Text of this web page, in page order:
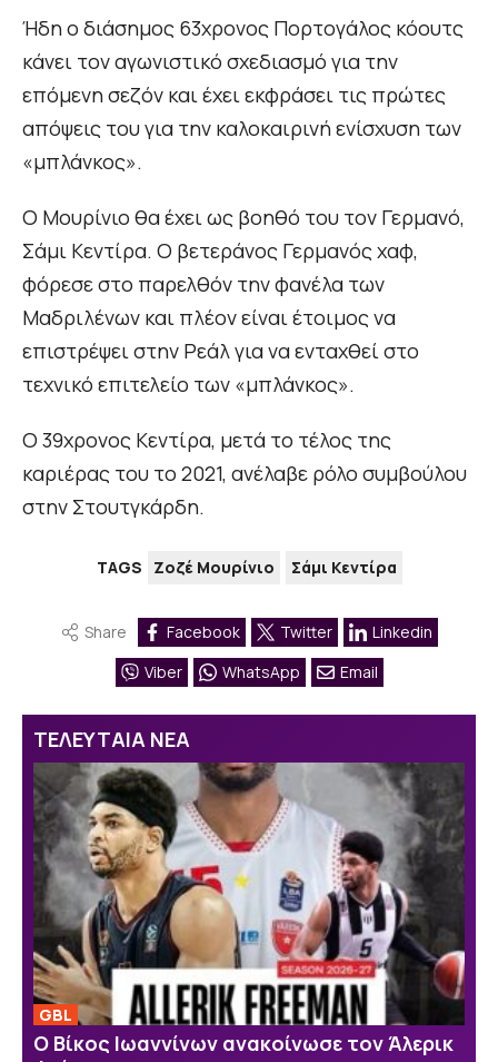
Ήδη ο διάσημος 63χρονος Πορτογάλος κόουτς
κάνει τον αγωνιστικό σχεδιασμό για την
επόμενη σεζόν και έχει εκφράσει τις πρώτες
απόψεις του για την καλοκαιρινή ενίσχυση των
«μπλάνκος».
Ο Μουρίνιο θα έχει ως βοηθό του τον Γερμανό,
Σάμι Κεντίρα. Ο βετεράνος Γερμανός χαφ,
φόρεσε στο παρελθόν την φανέλα των
Μαδριλένων και πλέον είναι έτοιμος να
επιστρέψει στην Ρεάλ για να ενταχθεί στο
τεχνικό επιτελείο των «μπλάνκος».
O 39χρονος Κεντίρα, μετά το τέλος της
καριέρας του το 2021, ανέλαβε ρόλο συμβούλου
στην Στουτγκάρδη.
TAGS Ζοζέ Μουρίνιο Σάμι Κεντίρα
Share Facebook Twitter
Linkedin
Viber
WhatsApp Email
ΤΕΛΕΥΤΑΙΑ ΝΕΑ
GBL
Ο Βίκος Ιωαννίνων ανακοίνωσε τον Άλερικ